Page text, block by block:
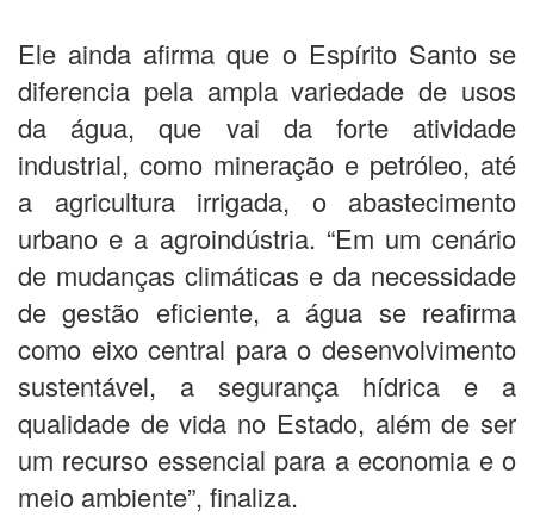
Ele ainda afirma que o Espírito Santo se
diferencia pela ampla variedade de usos
da água, que vai da forte atividade
industrial, como mineração e petróleo, até
a agricultura irrigada, o abastecimento
urbano e a agroindústria. “Em um cenário
de mudanças climáticas e da necessidade
de gestão eficiente, a água se reafirma
como eixo central para o desenvolvimento
sustentável, a segurança hídrica e a
qualidade de vida no Estado, além de ser
um recurso essencial para a economia e o
meio ambiente”, finaliza.